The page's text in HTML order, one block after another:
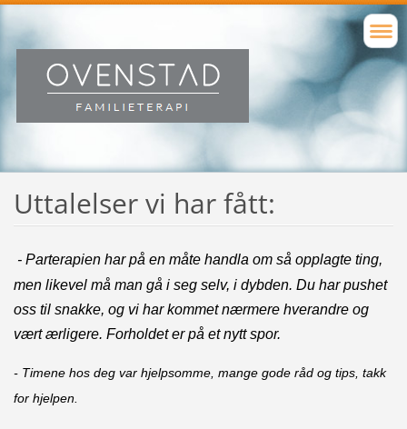
Uttalelser vi har fått:
- Parterapien har på en måte handla om så opplagte ting,
men likevel må man gå i seg selv, i dybden. Du har pushet
oss til snakke, og vi har kommet nærmere hverandre og
vært ærligere. Forholdet er på et nytt spor.
- Timene hos deg var hjelpsomme, mange gode råd og tips, takk
for hjelpen.